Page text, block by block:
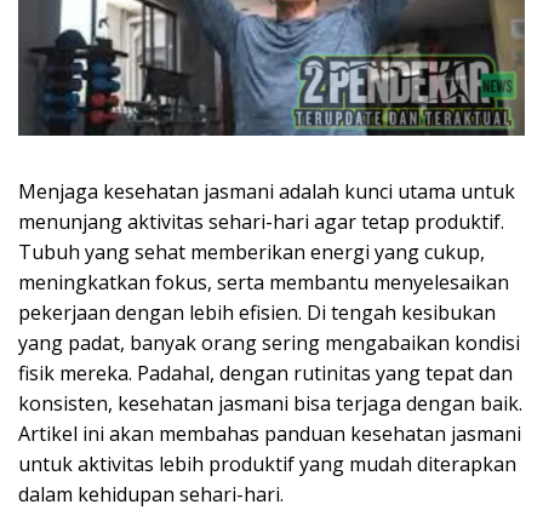
Menjaga kesehatan jasmani adalah kunci utama untuk
menunjang aktivitas sehari-hari agar tetap produktif.
Tubuh yang sehat memberikan energi yang cukup,
meningkatkan fokus, serta membantu menyelesaikan
pekerjaan dengan lebih efisien. Di tengah kesibukan
yang padat, banyak orang sering mengabaikan kondisi
fisik mereka. Padahal, dengan rutinitas yang tepat dan
konsisten, kesehatan jasmani bisa terjaga dengan baik.
Artikel ini akan membahas panduan kesehatan jasmani
untuk aktivitas lebih produktif yang mudah diterapkan
dalam kehidupan sehari-hari.